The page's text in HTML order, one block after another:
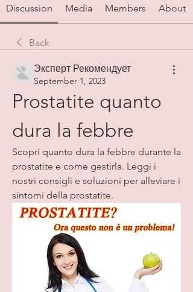
Discussion Media Members About
Back
Эксперт Рекомендует
September 1, 2023
Prostatite quanto
dura la febbre
Scopri quanto dura la febbre durante la
prostatite e come gestirla. Leggi i
nostri consigli e soluzioni per alleviare i
sintomi della prostatite.